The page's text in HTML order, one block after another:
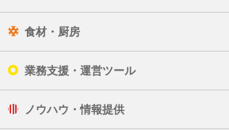
食材・厨房
業務支援・運営ツール
ノウハウ・情報提供